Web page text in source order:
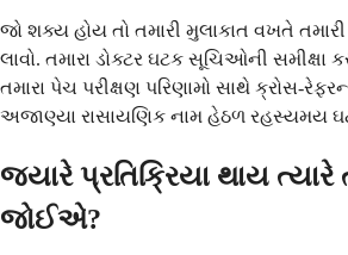
જો શક્ય હોય તો તમારી મુલાકાત વખતે
લાવો. તમારા ડોક્ટર ઘટક સૂચિઓની
તમારા પેચ પરીક્ષણ પરિણામો સાથે ક્રોસ-
અજાણ્યા રાસાયણિક નામ હેઠળ રહસ્યમય
જ્યારે પ્રતિક્રિયા થાય
જોઈએ?